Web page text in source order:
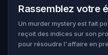
The clock is ticking,
your sister one step
have the nerves to
become just another
Rassemblez votre
Un murder mystery est fait
reçoit des indices sur son
pour résoudre l'affaire en